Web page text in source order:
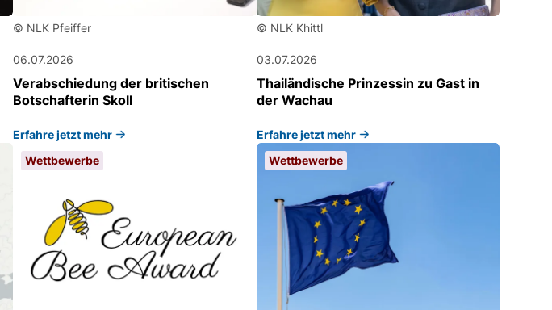
© NLK Pfeiffer
06.07.2026
Verabschiedung der britischen
Botschafterin Skoll
Erfahre jetzt mehr
© NLK Khittl
03.07.2026
Thailändische Prinzessin zu Gast in
der Wachau
Erfahre jetzt mehr
Wettbewerbe Wettbewerbe